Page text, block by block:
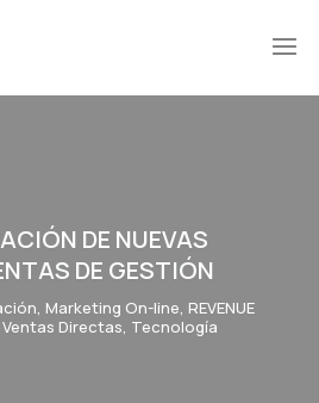
DE NUEVAS
DE GESTIÓN
, Marketing On-line, REVENUE
Directas, Tecnología